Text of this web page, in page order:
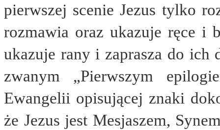
pierwszej scenie Jezus tylko
rozmawia oraz ukazuje ręce i
ukazuje rany i zaprasza do ich
zwanym „Pierwszym
Ewangelii opisującej znaki
że Jezus jest Mesjaszem,